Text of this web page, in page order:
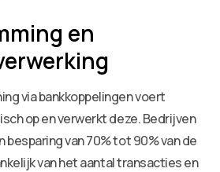
en
via bankkoppelingen voert
op en verwerkt deze. Bedrijven
besparing van 70% tot 90% van de
van het aantal transacties en